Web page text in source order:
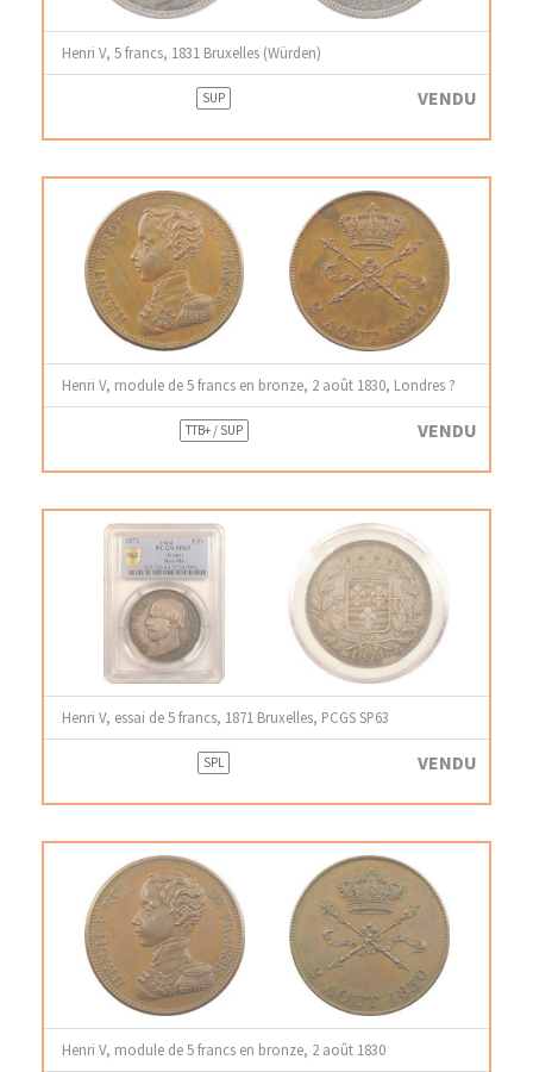
Henri V, 5 francs, 1831 Bruxelles (Würden)
SUP VENDU
Henri V, module de 5 francs en bronze, 2 août 1830, Londres ?
TTB+ / SUP VENDU
Henri V, essai de 5 francs, 1871 Bruxelles, PCGS SP63
SPL VENDU
Henri V, module de 5 francs en bronze, 2 août 1830